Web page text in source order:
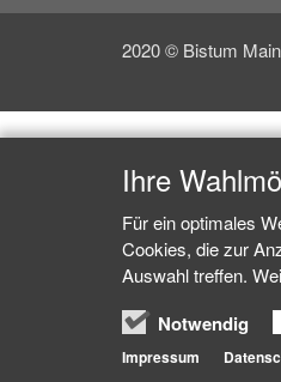
2020 © Bistum
Ihre
Für ein optimales
Cookies, die zur
Auswahl treffen.
Notwendig
Impressum